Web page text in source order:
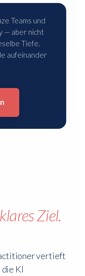
Teams und
— aber nicht
Tiefe.
aufeinander
Ziel.
vertieft
KI